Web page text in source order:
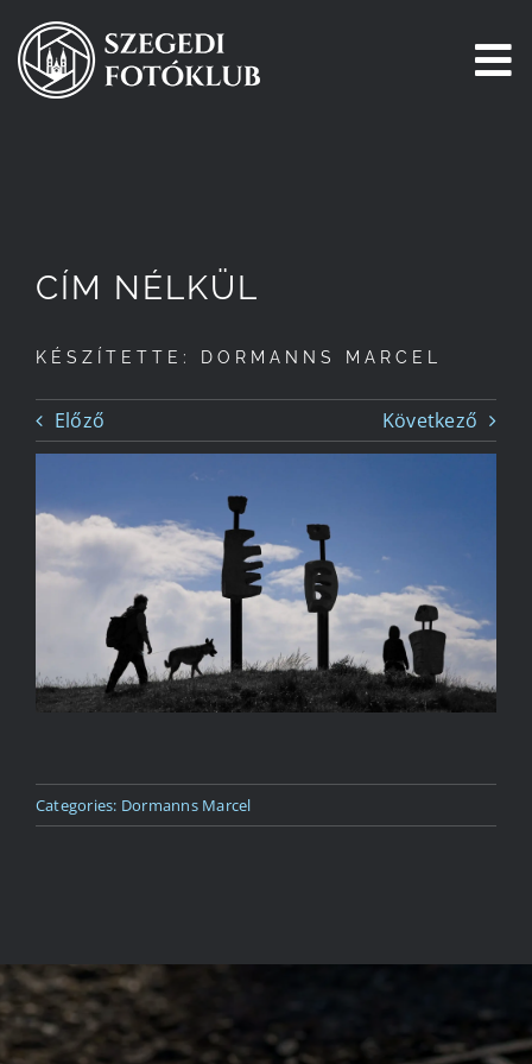
Kihagyás
Pályázatok
Tagjaink
Csatlakozz!
Történetünk
Kapcsolat
CÍM NÉLKÜL
KÉSZÍTETTE: DORMANNS MARCEL
Előző Következő
Categories: Dormanns Marcel